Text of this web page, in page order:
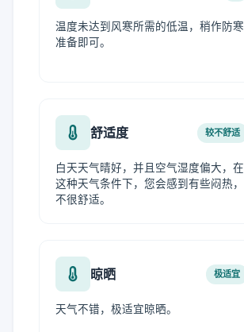
温度未达到风寒所需的低温，稍作防寒
准备即可。
舒适度 较不舒适
白天天气晴好，并且空气湿度偏大，在
这种天气条件下，您会感到有些闷热，
不很舒适。
晾晒 极适宜
天气不错，极适宜晾晒。